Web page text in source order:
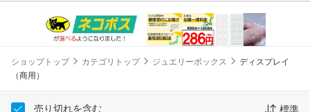
ショップトップ カテゴリトップ ジュエリーボックス
ディスプレイ
（商用）
売り切れを含む 標準